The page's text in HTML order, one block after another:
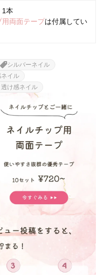
1本
用両面テープは付属してい
シルバーネイル
イル
け感ネイル